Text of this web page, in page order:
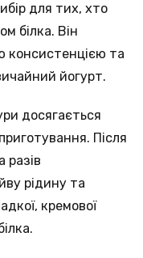
для тих, хто
білка. Він
консистенцією та
йогурт.
досягається
Після
разів
рідину та
кремової